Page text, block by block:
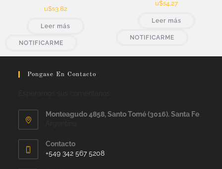
u$s3,82
Leer más
NOTIFICARME
u$s4,27
Leer más
NOTIFICARME
Pongase En Contacto
Monteagudo 4858, Santo Tomé (3016). Santa Fe
Contacto
+549 342 567 5208